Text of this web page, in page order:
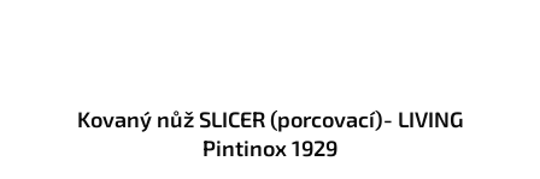
Kovaný nůž SLICER (porcovací)- LIVING
Pintinox 1929